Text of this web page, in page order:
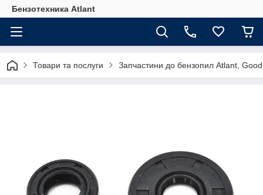
Бензотехника Atlant
Товари та послуги Запчастини до бензопил Atlant,